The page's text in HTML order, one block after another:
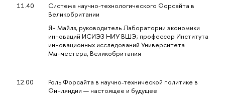
11.40
Система научно-технологического Форсайта в
Великобритании
Ян Майлз, руководитель Лаборатории экономики
инноваций ИСИЭЗ НИУ ВШЭ; профессор Института
инновационных исследований Университета
Манчестера, Великобритания
12.00
Роль Форсайта в научно-технической политике в
Финляндии — настоящее и будущее